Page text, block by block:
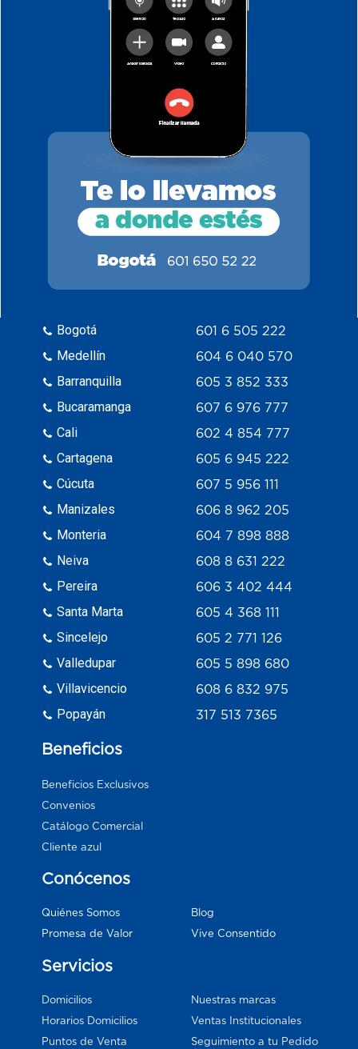
Bogotá
Medellín
Barranquilla
Bucaramanga
Cali
Cartagena
Cúcuta
Manizales
Monteria
Neiva
Pereira
Santa Marta
Sincelejo
Valledupar
Villavicencio
Popayán
601 6 505 222
604 6 040 570
605 3 852 333
607 6 976 777
602 4 854 777
605 6 945 222
607 5 956 111
606 8 962 205
604 7 898 888
608 8 631 222
606 3 402 444
605 4 368 111
605 2 771 126
605 5 898 680
608 6 832 975
317 513 7365
Beneficios
Beneficios Exclusivos
Convenios
Catálogo Comercial
Cliente azul
Conócenos
Quiénes Somos
Promesa de Valor
Blog
Vive Consentido
Servicios
Domicilios
Horarios Domicilios
Puntos de Venta
Nuestras marcas
Ventas Institucionales
Seguimiento a tu Pedido